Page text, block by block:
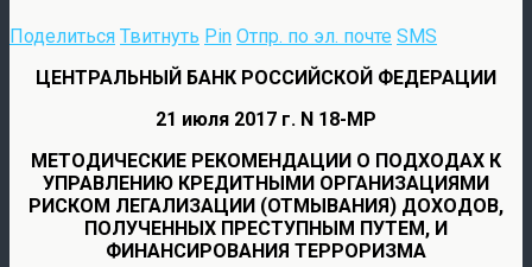
Поделиться Твитнуть Pin Отпр. по эл. почте SMS
ЦЕНТРАЛЬНЫЙ БАНК РОССИЙСКОЙ ФЕДЕРАЦИИ
21 июля 2017 г. N 18-МР
МЕТОДИЧЕСКИЕ РЕКОМЕНДАЦИИ О ПОДХОДАХ К
УПРАВЛЕНИЮ КРЕДИТНЫМИ ОРГАНИЗАЦИЯМИ
РИСКОМ ЛЕГАЛИЗАЦИИ (ОТМЫВАНИЯ) ДОХОДОВ,
ПОЛУЧЕННЫХ ПРЕСТУПНЫМ ПУТЕМ, И
ФИНАНСИРОВАНИЯ ТЕРРОРИЗМА